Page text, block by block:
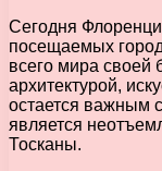
Сегодня
посещаемых
всего мира своей
архитектурой,
остается важным
является
Тосканы.